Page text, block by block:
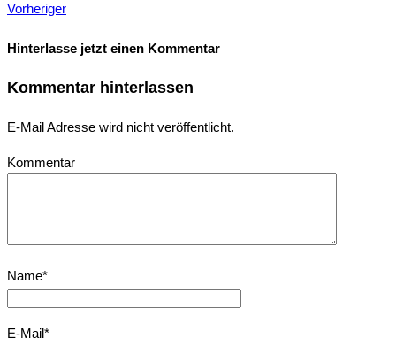
Vorheriger
Hinterlasse jetzt einen Kommentar
Kommentar hinterlassen
E-Mail Adresse wird nicht veröffentlicht.
Kommentar
Name*
E-Mail*